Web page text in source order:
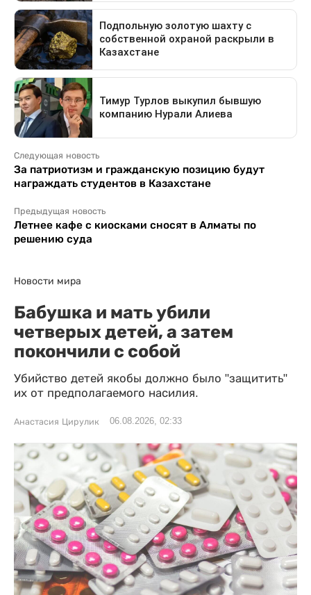
Следующая новость
За патриотизм и гражданскую позицию будут
награждать студентов в Казахстане
Предыдущая новость
Летнее кафе с киосками сносят в Алматы по
решению суда
Новости мира
Бабушка и мать убили
четверых детей, а затем
покончили с собой
Убийство детей якобы должно было "защитить"
их от предполагаемого насилия.
Анастасия Цирулик 06.08.2026, 02:33